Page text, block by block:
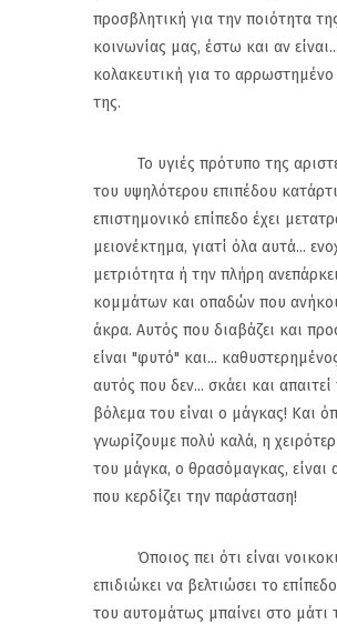
προσβλητική για την ποιότητα
κοινωνίας μας, έστω και αν είναι...
κολακευτική για το
της.
Το υγιές πρότυπο της
του υψηλότερου επιπέδου
επιστημονικό επίπεδο έχει
μειονέκτημα, γιατί όλα αυτά...
μετριότητα ή την πλήρη
κομμάτων και οπαδών που
άκρα. Αυτός που διαβάζει και
είναι "φυτό" και...
αυτός που δεν... σκάει και απαιτεί
βόλεμα του είναι ο μάγκας! Και
γνωρίζουμε πολύ καλά, η
του μάγκα, ο θρασόμαγκας, είναι
που κερδίζει την παράσταση!
Όποιος πει ότι είναι
επιδιώκει να βελτιώσει το
του αυτομάτως μπαίνει στο μάτι